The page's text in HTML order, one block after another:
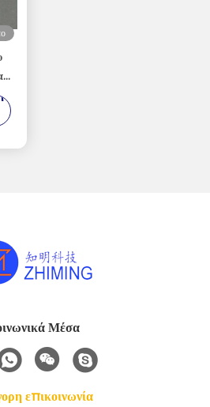
Μέσα
επικοινωνία